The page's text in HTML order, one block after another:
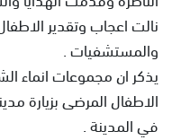
نالت اعجاب وتقدير
والمستشفيات .
يذكر ان مجموعات انماء
الاطفال المرضى بزيارة
في المدينة .